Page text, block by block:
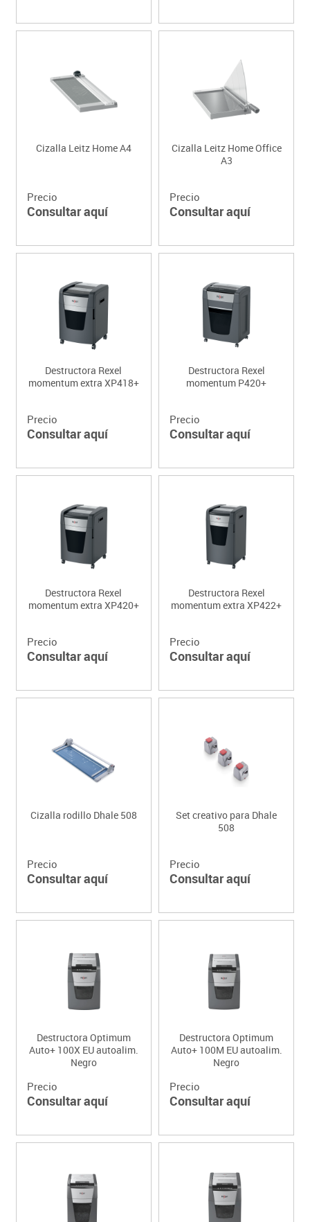
Cizalla Leitz Home A4
Precio
Consultar aquí
Cizalla Leitz Home Office
A3
Precio
Consultar aquí
Destructora Rexel
momentum extra XP418+
Precio
Consultar aquí
Destructora Rexel
momentum P420+
Precio
Consultar aquí
Destructora Rexel
momentum extra XP420+
Precio
Consultar aquí
Destructora Rexel
momentum extra XP422+
Precio
Consultar aquí
Cizalla rodillo Dhale 508
Precio
Consultar aquí
Set creativo para Dhale
508
Precio
Consultar aquí
Destructora Optimum
Auto+ 100X EU autoalim.
Negro
Precio
Consultar aquí
Destructora Optimum
Auto+ 100M EU autoalim.
Negro
Precio
Consultar aquí